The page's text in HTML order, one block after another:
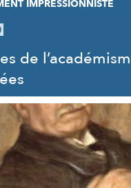
IMPRESSIONNISTE
de